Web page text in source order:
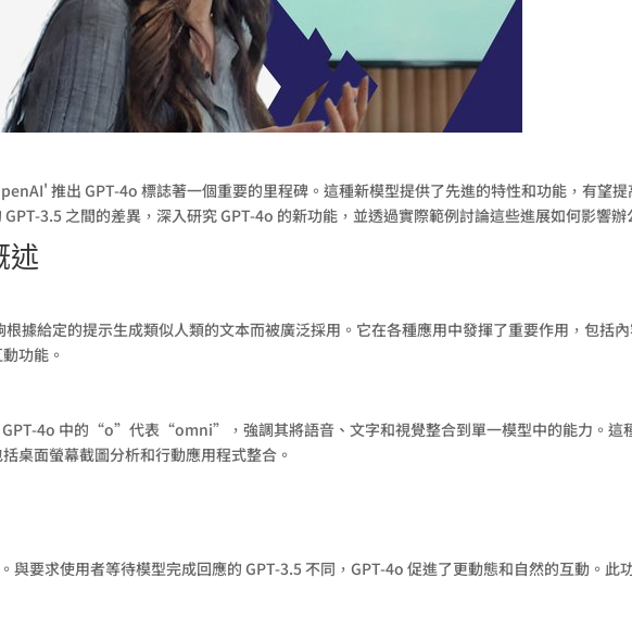
推出 GPT-4o 標誌著一個重要的里程碑。這種新模型提供了先進的特性和功能，有望提
3.5 之間的差異，深入研究 GPT-4o 的新功能，並透過實際範例討論這些進展如何影響辦
述
據給定的提示生成類似人類的文本而被廣泛採用。它在各種應用中發揮了重要作用，包括
功能。
GPT-4o 中的“o”代表“omni”，強調其將語音、文字和視覺整合到單一模型中的能力。這
桌面螢幕截圖分析和行動應用程式整合。
與要求使用者等待模型完成回應的 GPT-3.5 不同，GPT-4o 促進了更動態和自然的互動。此